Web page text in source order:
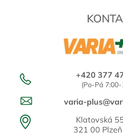
+420 377
(Po-Pá 7:00-
varia-
Klatovská
321 00